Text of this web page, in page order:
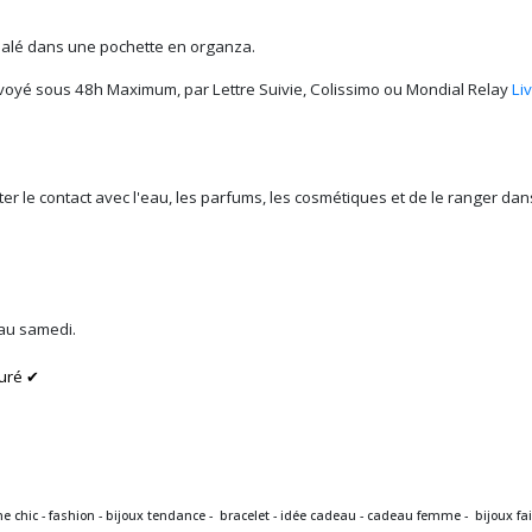
dans une pochette en organza.
sous 48h Maximum, par Lettre Suivie, Colissimo ou Mondial Relay
le contact avec l'eau, les parfums, les cosmétiques et de le ranger
samedi.
✔
chic - fashion - bijoux tendance - bracelet - idée cadeau - cadeau femme - bijoux